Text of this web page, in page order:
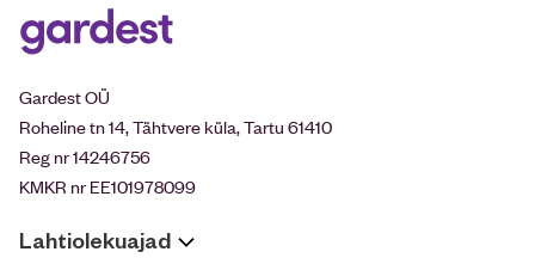
Gardest OÜ
Roheline tn 14, Tähtvere küla, Tartu 61410
Reg nr 14246756
KMKR nr EE101978099
Lahtiolekuajad